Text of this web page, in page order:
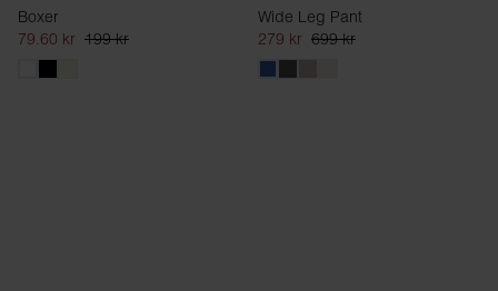
Boxer
79.60 kr 199 kr
Wide Leg Pant
279 kr 699 kr